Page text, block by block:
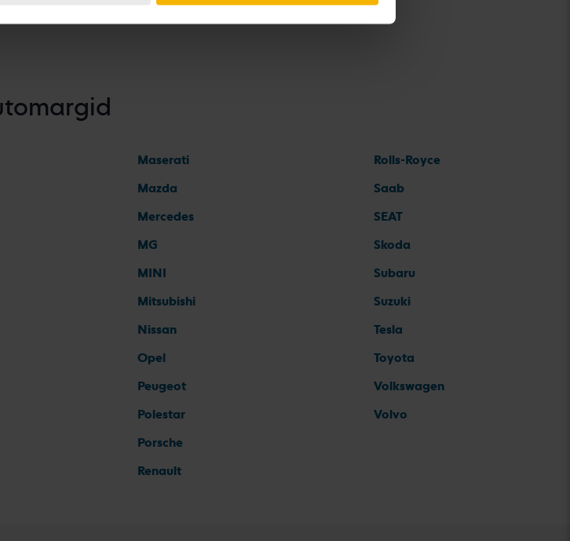
Maserati
Mazda
Mercedes
MG
MINI
Mitsubishi
Nissan
Opel
Peugeot
Polestar
Porsche
Renault
Rolls-Royce
Saab
SEAT
Skoda
Subaru
Suzuki
Tesla
Toyota
Volkswagen
Volvo